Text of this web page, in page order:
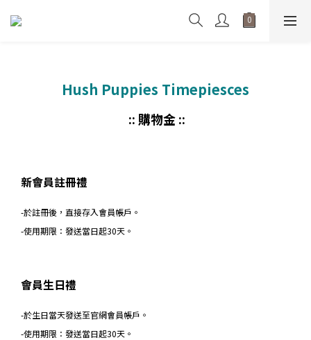
Hush Puppies Timepiesces
:: 購物金 ::
新會員註冊禮
-於註冊後，直接存入會員帳戶。
-使用期限：發送當日起30天。
會員生日禮
-於生日當天發送至官網會員帳戶。
-使用期限：發送當日起30天。